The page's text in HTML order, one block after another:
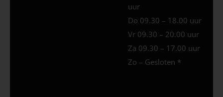
uur
Do 09.30 – 18.00 uur
Vr 09.30 – 20.00 uur
Za 09.30 – 17.00 uur
Zo – Gesloten *